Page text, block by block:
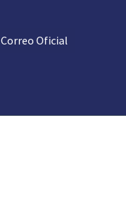
Correo Oficial